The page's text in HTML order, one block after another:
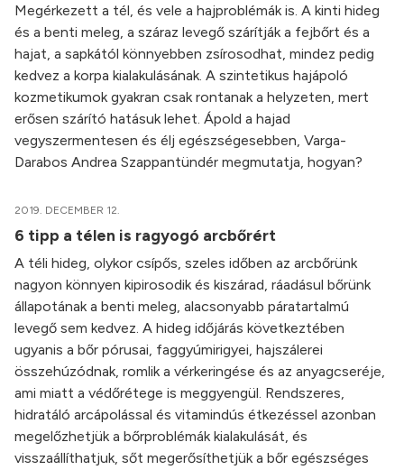
Megérkezett a tél, és vele a hajproblémák is. A kinti hideg
és a benti meleg, a száraz levegő szárítják a fejbőrt és a
hajat, a sapkától könnyebben zsírosodhat, mindez pedig
kedvez a korpa kialakulásának. A szintetikus hajápoló
kozmetikumok gyakran csak rontanak a helyzeten, mert
erősen szárító hatásuk lehet. Ápold a hajad
vegyszermentesen és élj egészségesebben, Varga-
Darabos Andrea Szappantündér megmutatja, hogyan?
2019. DECEMBER 12.
6 tipp a télen is ragyogó arcbőrért
A téli hideg, olykor csípős, szeles időben az arcbőrünk
nagyon könnyen kipirosodik és kiszárad, ráadásul bőrünk
állapotának a benti meleg, alacsonyabb páratartalmú
levegő sem kedvez. A hideg időjárás következtében
ugyanis a bőr pórusai, faggyúmirigyei, hajszálerei
összehúzódnak, romlik a vérkeringése és az anyagcseréje,
ami miatt a védőrétege is meggyengül. Rendszeres,
hidratáló arcápolással és vitamindús étkezéssel azonban
megelőzhetjük a bőrproblémák kialakulását, és
visszaállíthatjuk, sőt megerősíthetjük a bőr egészséges